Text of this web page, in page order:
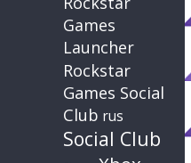
Games
Launcher
Rockstar
Games Social
Club rus
Social Club